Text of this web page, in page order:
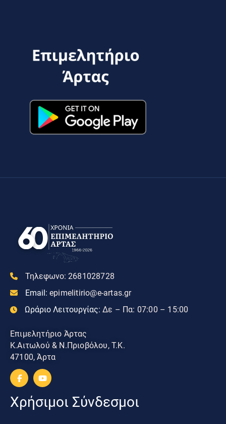
Τηλεφωνο: 2681028728
Email: epimelitirio@e-artas.gr
Ωράριο Λειτουργίας: Δε – Πα: 07:00 – 15:00
Επιμελητήριο Άρτας
Κ.Αιτωλού & Ν.Πριοβόλου, Τ.Κ.
47100, Άρτα
Χρήσιμοι Σύνδεσμοι